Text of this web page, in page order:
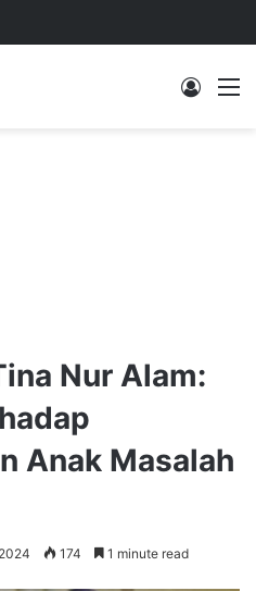
Log In
Nur Alam:
Anak Masalah
174 1 minute read